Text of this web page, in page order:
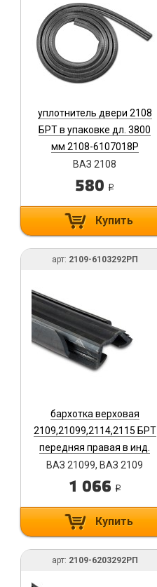
уплотнитель двери 2108
БРТ в упаковке дл. 3800
мм 2108-6107018Р
ВАЗ 2108
580 i
Купить
арт: 2109-6103292РП
бархотка верховая
2109,21099,2114,2115 БРТ
передняя правая в инд.
упак. 2109-6103292РП
ВАЗ 21099, ВАЗ 2109
1 066 i
Купить
арт: 2109-6203292РП